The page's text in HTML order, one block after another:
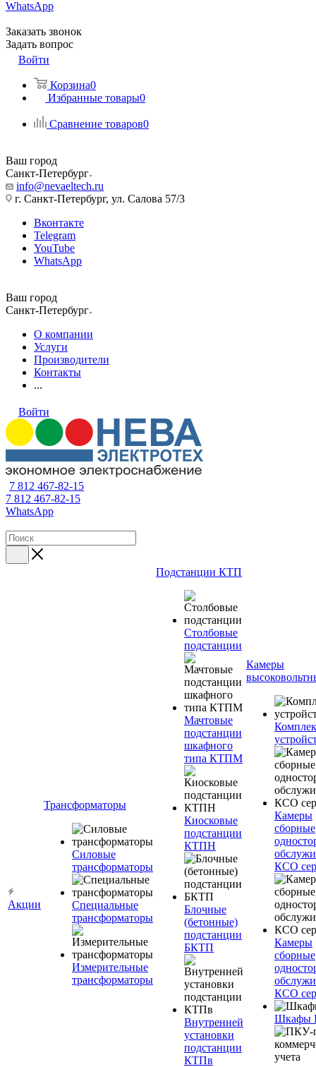
WhatsApp
Заказать звонок
Задать вопрос
Войти
Корзина0
Избранные товары0
Сравнение товаров0
Ваш город
Санкт-Петербург
info@nevaeltech.ru
г. Санкт-Петербург, ул. Салова 57/3
Вконтакте
Telegram
YouTube
WhatsApp
Ваш город
Санкт-Петербург
О компании
Услуги
Производители
Контакты
...
Войти
7 812 467-82-15
7 812 467-82-15
WhatsApp
Акции
Трансформаторы
Силовые
трансформаторы
Специальные
трансформаторы
Измерительные
трансформаторы
Подстанции КТП
Столбовые
подстанции
Мачтовые
подстанции
шкафного
типа КТПМ
Киосковые
подстанции
КТПН
Блочные
(бетонные)
подстанции
БКТП
Внутренней
установки
подстанции
КТПв
Камеры
Камеры
сборные
КСО
Камеры
сборные
КСО
Шкафы